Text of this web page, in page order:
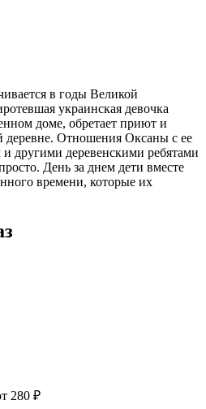
в годы Великой
украинская девочка
доме, обретает приют и
Отношения Оксаны с ее
другими деревенскими ребятами
День за днем дети вместе
времени, которые их
280 ₽